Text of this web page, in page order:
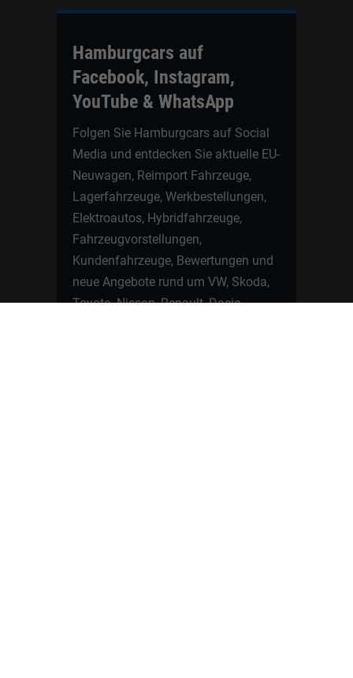
Hamburgcars auf
Facebook, Instagram,
YouTube & WhatsApp
Folgen Sie Hamburgcars auf Social
Media und entdecken Sie aktuelle EU-
Neuwagen, Reimport Fahrzeuge,
Lagerfahrzeuge, Werkbestellungen,
Elektroautos, Hybridfahrzeuge,
Fahrzeugvorstellungen,
Kundenfahrzeuge, Bewertungen und
neue Angebote rund um VW, Skoda,
Toyota, Nissan, Renault, Dacia,